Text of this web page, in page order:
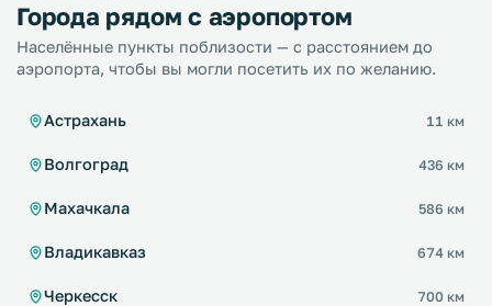
Города рядом с аэропортом
Населённые пункты поблизости — с расстоянием до
аэропорта, чтобы вы могли посетить их по желанию.
Астрахань 11 км
Волгоград 436 км
Махачкала 586 км
Владикавказ 674 км
Черкесск 700 км